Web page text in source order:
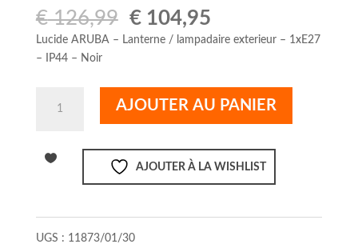
€126,99 Le
prix
€ 126,99.
€104,95Le
prix
€ 104,95.
Lucide ARUBA – Lanterne / lampadaire exterieur – 1xE27
– IP44 – Noir
Lanterne
AJOUTER AU PANIER
AJOUTER À LA WISHLIST
UGS : 11873/01/30